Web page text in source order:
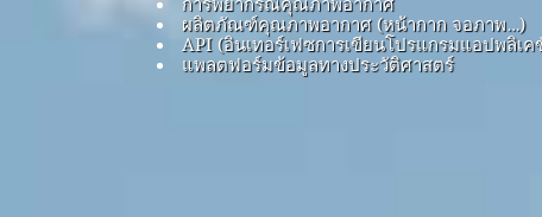
ผลิตภัณฑ์คุณภาพอากาศ (หน้ากาก จอภาพ…)
API (อินเทอร์เฟซการเขียนโปรแกรมแอปพลิเค
แพลตฟอร์มข้อมูลทางประวัติศาสตร์